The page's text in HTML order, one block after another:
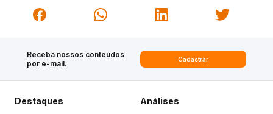
Receba nossos conteúdos
por e-mail.
Cadastrar
Destaques Análises